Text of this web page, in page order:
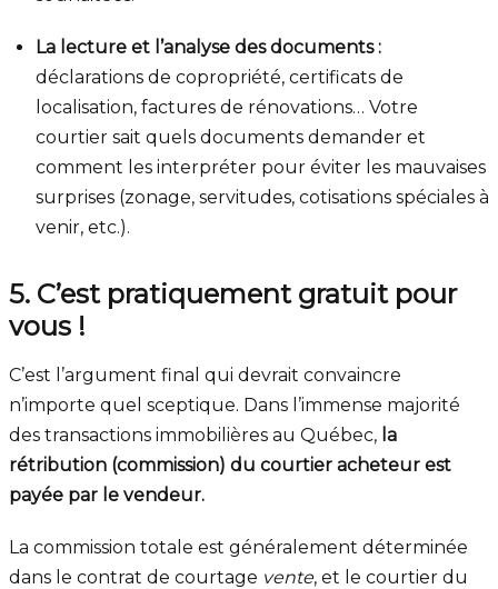
La lecture et l’analyse des documents :
déclarations de copropriété, certificats de
localisation, factures de rénovations… Votre
courtier sait quels documents demander et
comment les interpréter pour éviter les mauvaises
surprises (zonage, servitudes, cotisations spéciales à
venir, etc.).
5. C’est pratiquement gratuit pour
vous !
C’est l’argument final qui devrait convaincre
n’importe quel sceptique. Dans l’immense majorité
des transactions immobilières au Québec, la
rétribution (commission) du courtier acheteur est
payée par le vendeur.
La commission totale est généralement déterminée
dans le contrat de courtage vente, et le courtier du